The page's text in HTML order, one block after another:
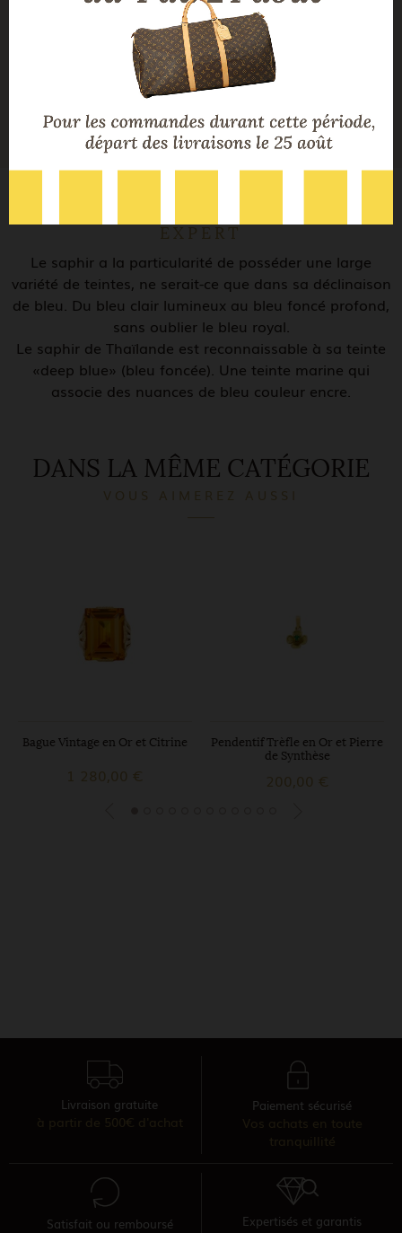
T51 - Mise à taille possible
Motif centre : 1 cm * 0,7 cm ; Largeur
anneau : 0,3 cm à 1 cm
Poids 5,8 G
EXPERT
Le saphir a la particularité de posséder une large
variété de teintes, ne serait-ce que dans sa déclinaison
de bleu. Du bleu clair lumineux au bleu foncé profond,
sans oublier le bleu royal.
Le saphir de Thaïlande est reconnaissable à sa teinte
«deep blue» (bleu foncée). Une teinte marine qui
associe des nuances de bleu couleur encre.
DANS LA MÊME CATÉGORIE
VOUS AIMEREZ AUSSI
Bague Vintage en Or et Citrine
1 280,00 €
Pendentif Trèfle en Or et Pierre
de Synthèse
200,00 €
Livraison gratuite Paiement sécurisé
Satisfait ou remboursé Expertisés et garantis